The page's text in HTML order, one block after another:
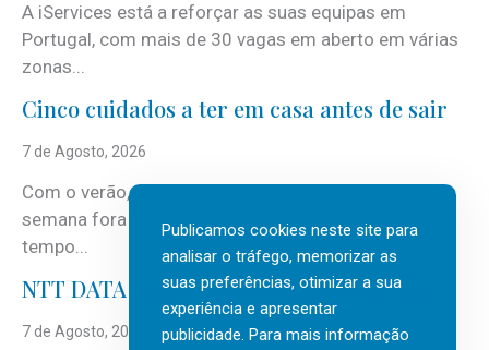
A iServices está a reforçar as suas equipas em
Portugal, com mais de 30 vagas em aberto em várias
zonas...
Cinco cuidados a ter em casa antes de sair
7 de Agosto, 2026
Com o verão, chegam também as férias, os fins-de-
semana fora e os dias em que a casa fica mais
tempo...
NTT DATA Insurtech Global Outlook 2026
7 de Agosto, 2026
Publicamos cookies neste site para
analisar o tráfego, memorizar as
suas preferências, otimizar a sua
experiência e apresentar
publicidade. Para mais informação